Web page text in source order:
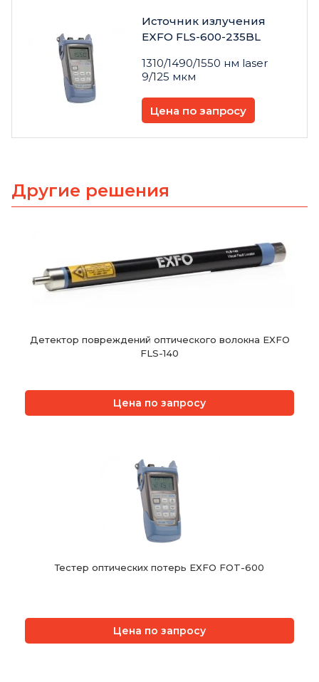
Источник излучения
EXFO FLS-600-235BL
1310/1490/1550 нм laser
9/125 мкм
Цена по запросу
Другие решения
Детектор повреждений оптического волокна EXFO
FLS-140
Цена по запросу
Тестер оптических потерь EXFO FOT-600
Цена по запросу